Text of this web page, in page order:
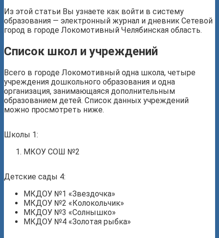
Из этой статьи Вы узнаете как войти в систему
образования — электронный журнал и дневник Сетевой
город в городе Локомотивный Челябинская область.
Список школ и учреждений
Всего в городе Локомотивный одна школа, четыре
учреждения дошкольного образования и одна
организация, занимающаяся дополнительным
образованием детей. Список данных учреждений
можно просмотреть ниже.
Школы 1:
МКОУ СОШ №2
Детские сады 4:
МКДОУ №1 «Звездочка»
МКДОУ №2 «Колокольчик»
МКДОУ №3 «Солнышко»
МКДОУ №4 «Золотая рыбка»